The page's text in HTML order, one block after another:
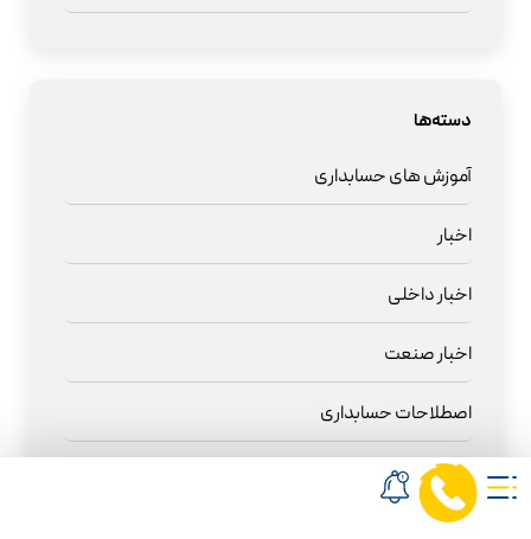
دسته‌ها
آموزش های حسابداری
اخبار
اخبار داخلی
اخبار صنعت
اصطلاحات حسابداری
بیمه